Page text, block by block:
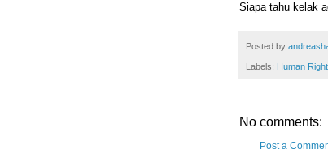
Siapa tahu kelak
Posted by
Labels: Human
No comments:
Post a